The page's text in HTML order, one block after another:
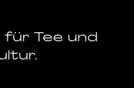
für Tee und